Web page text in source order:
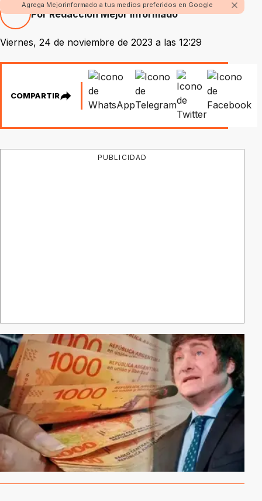
Agrega Mejorinformado a tus medios preferidos en Google
Por Redacción Mejor Informado
Viernes, 24 de noviembre de 2023 a las 12:29
COMPARTIR
PUBLICIDAD